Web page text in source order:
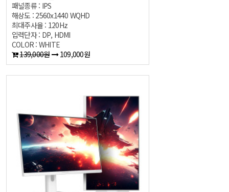
패널종류 : IPS
해상도 : 2560x1440 WQHD
최대주사율 : 120Hz
입력단자 : DP, HDMI
COLOR : WHITE
139,000원
109,000원